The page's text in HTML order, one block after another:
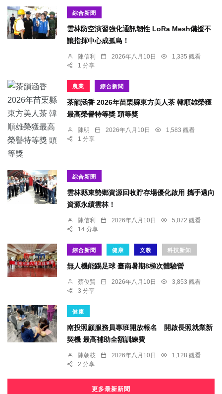
綜合新聞
雲林防空演習強化通訊韌性 LoRa Mesh備援不
讓指揮中心成孤島！
陳信利 2026年八月10日
1,335 觀看
1 分享
農業 綜合新聞
茶韻涵香 2026年苗栗縣東方美人茶 韓順雄榮獲
最高榮譽特等獎 頭等獎
陳明 2026年八月10日
1,583 觀看
1 分享
綜合新聞
雲林縣東勢鄉資源回收貯存場優化啟用 攜手邁向
資源永續雲林！
陳信利 2026年八月10日
5,072 觀看
14 分享
綜合新聞 健康 文教 科技新知
無人機能踢足球 臺南暑期8梯次體驗營
蔡俊賢 2026年八月10日
3,853 觀看
3 分享
健康
南投照顧服務員專班開放報名 開啟長照就業新
契機 最高補助全額訓練費
陳朝枝 2026年八月10日
1,128 觀看
2 分享
更多最新新聞